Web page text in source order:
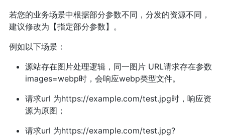
若您的业务场景中根据部分参数不同，分发的资源不同，
建议修改为【指定部分参数】。
例如以下场景：
源站存在图片处理逻辑，同一图片 URL请求存在参数
images=webp时，会响应webp类型文件。
请求url 为https://example.com/test.jpg时，响应资
源为原图；
请求url 为https://example.com/test.jpg?